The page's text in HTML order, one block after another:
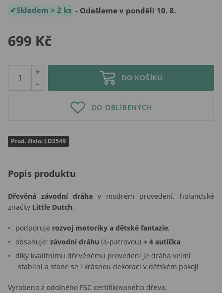
Skladem > 2 ks - Odešleme v pondělí 10. 8.
699 Kč
-
+
DO KOŠÍKU
DO OBLÍBENÝCH
Prod. číslo: LD2549
Popis produktu
Dřevěná závodní dráha v modrém provedení, holandské
značky Little Dutch.
podporuje rozvoj motoriky a dětské fantazie,
obsahuje: závodní dráhu (4-patrovou) + 4 autíčka
díky kvalitnímu dřevěnému provedení je dráha velmi
stabilní a stane se i krásnou dekorací v dětském pokoji
Vyrobeno z odolného FSC certifikovaného dřeva.